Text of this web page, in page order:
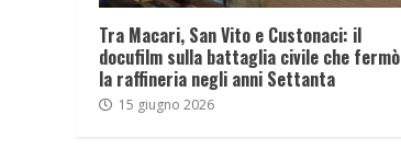
Tra Macari, San Vito e Custonaci: il
docufilm sulla battaglia civile che fermò
la raffineria negli anni Settanta
15 giugno 2026